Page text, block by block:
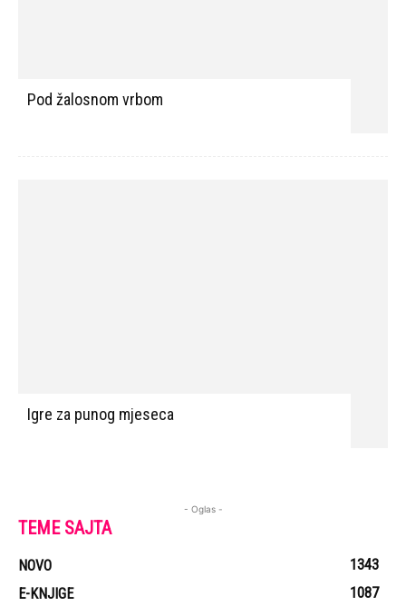
Pod žalosnom vrbom
Igre za punog mjeseca
- Oglas -
TEME SAJTA
NOVO
1343
E-KNJIGE
1087